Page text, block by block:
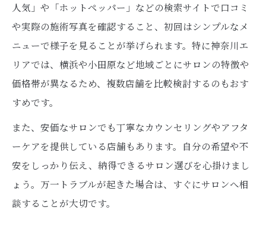
人気」や「ホットペッパー」などの検索サイトで口コミ
や実際の施術写真を確認すること、初回はシンプルなメ
ニューで様子を見ることが挙げられます。特に神奈川エ
リアでは、横浜や小田原など地域ごとにサロンの特徴や
価格帯が異なるため、複数店舗を比較検討するのもおす
すめです。
また、安価なサロンでも丁寧なカウンセリングやアフタ
ーケアを提供している店舗もあります。自分の希望や不
安をしっかり伝え、納得できるサロン選びを心掛けまし
ょう。万一トラブルが起きた場合は、すぐにサロンへ相
談することが大切です。